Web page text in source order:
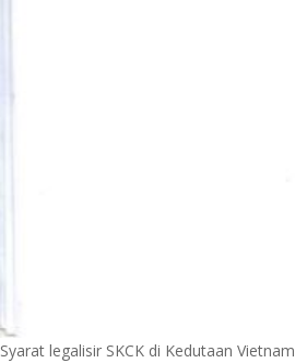
Syarat legalisir SKCK di Kedutaan Vietnam